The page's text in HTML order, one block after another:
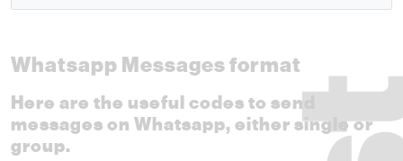
Whatsapp Messages format
Here are the useful codes to send
messages on Whatsapp, either single or
group.